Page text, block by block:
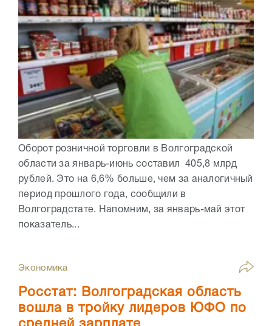
Оборот розничной торговли в Волгоградской
области за январь-июнь составил 405,8 млрд
рублей. Это на 6,6% больше, чем за аналогичный
период прошлого года, сообщили в
Волгоградстате. Напомним, за январь-май этот
показатель...
Экономика
Росстат: Волгоградская область
вошла в тройку лидеров ЮФО по